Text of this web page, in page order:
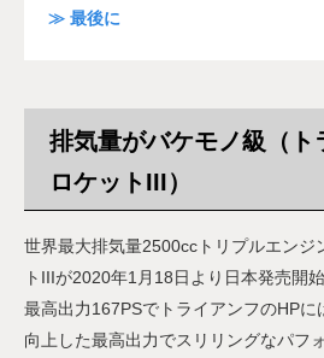
≫ 最後に
排気量がバケモノ級（ト
ロケットIII）
世界最大排気量2500ccトリプルエンジ
トIIIが2020年1月18日より日本発売開
最高出力167PSでトライアンフのHPに
向上した最高出力でスリリングなパフ